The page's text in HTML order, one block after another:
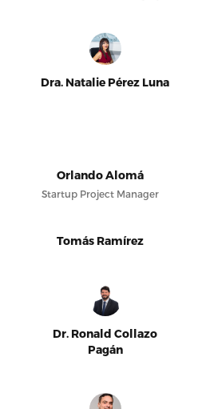
Dra. Natalie Pérez Luna
Orlando Alomá
Startup Project Manager
Tomás Ramírez
Dr. Ronald Collazo
Pagán